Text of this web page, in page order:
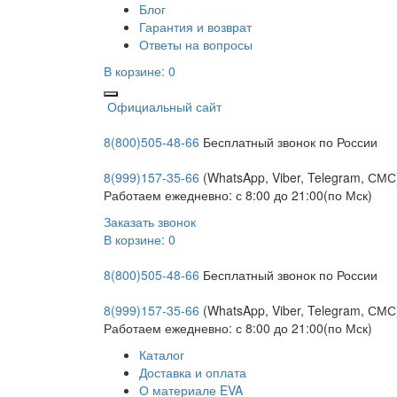
Блог
Гарантия и возврат
Ответы на вопросы
В корзине: 0
Официальный сайт
8(800)505-48-66 Бесплатный звонок по России
8(999)157-35-66 (WhatsApp, Viber, Telegram,
Работаем ежедневно: с 8:00 до 21:00(по Мск)
Заказать звонок
В корзине: 0
8(800)505-48-66 Бесплатный звонок по России
8(999)157-35-66 (WhatsApp, Viber, Telegram,
Работаем ежедневно: с 8:00 до 21:00(по Мск)
Каталог
Доставка и оплата
О материале EVA